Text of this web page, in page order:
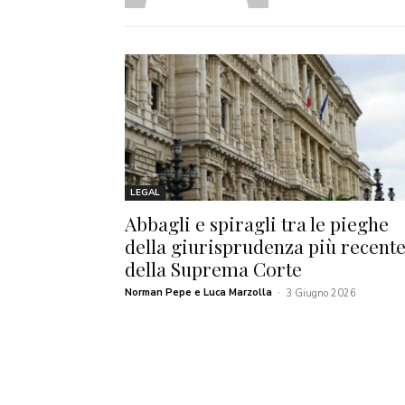
LEGAL
Abbagli e spiragli tra le pieghe
della giurisprudenza più recente
della Suprema Corte
Norman Pepe e Luca Marzolla - 3 Giugno 2026